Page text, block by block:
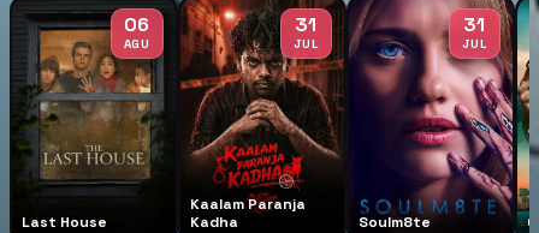
06
AGU
Last House
31
JUL
Kaalam Paranja
Kadha
31
JUL
Soulm8te